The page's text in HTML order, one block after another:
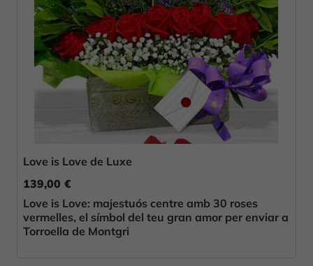
Love is Love de Luxe
139,00 €
Love is Love: majestuós centre amb 30 roses
vermelles, el símbol del teu gran amor per enviar a
Torroella de Montgri